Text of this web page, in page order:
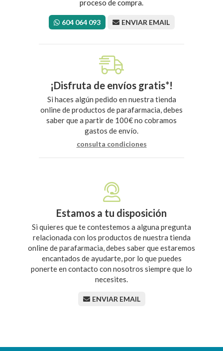
proceso de compra.
604 064 093 ENVIAR EMAIL
¡Disfruta de envíos gratis*!
Si haces algún pedido en nuestra tienda
online de productos de parafarmacia, debes
saber que a partir de 100€ no cobramos
gastos de envío.
consulta condiciones
Estamos a tu disposición
Si quieres que te contestemos a alguna pregunta
relacionada con los productos de nuestra tienda
online de parafarmacia, debes saber que estaremos
encantados de ayudarte, por lo que puedes
ponerte en contacto con nosotros siempre que lo
necesites.
ENVIAR EMAIL